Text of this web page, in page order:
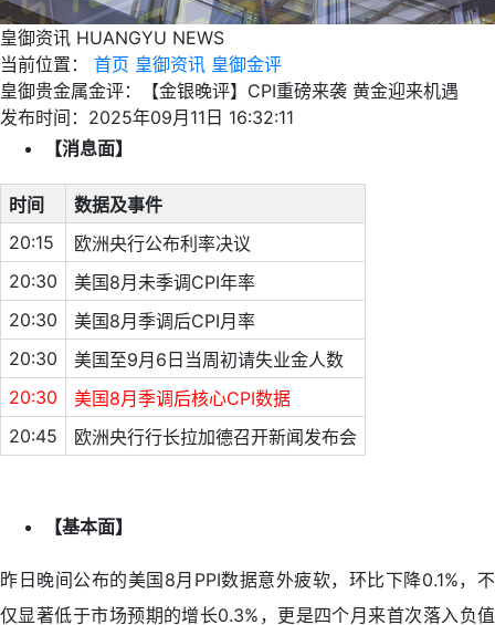
皇御资讯 HUANGYU NEWS
当前位置：
首页 皇御资讯 皇御金评
皇御贵金属金评：【金银晚评】CPI重磅来袭 黄金迎来机遇
发布时间：2025年09月11日 16:32:11
【消息面】
时间
数据及事件
20:15
欧洲央行公布利率决议
20:30
美国8月未季调CPI年率
20:30
美国8月季调后CPI月率
20:30
美国至9月6日当周初请失业金人数
20:30
美国8月季调后核心CPI数据
20:45
欧洲央行行长拉加德召开新闻发布会
【基本面】
昨日晚间公布的美国8月PPI数据意外疲软，环比下降0.1%，不
仅显著低于市场预期的增长0.3%，更是四个月来首次落入负值